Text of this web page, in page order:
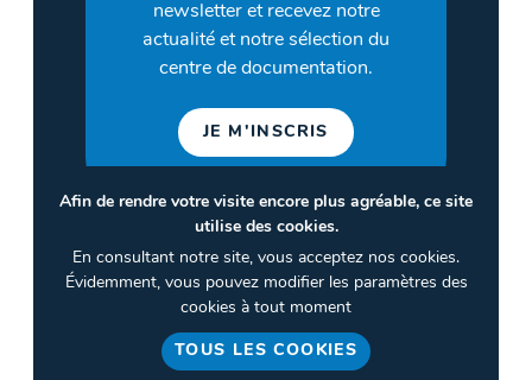
newsletter et recevez notre
actualité et notre sélection du
centre de documentation.
JE M'INSCRIS
Termes et conditions
Politique de confidentialité
Gestion des cookies
Afin de rendre votre visite encore plus agréable, ce site
utilise des cookies.
En consultant notre site, vous acceptez nos cookies.
Évidemment, vous pouvez modifier les paramètres des
cookies à tout moment
TOUS LES COOKIES